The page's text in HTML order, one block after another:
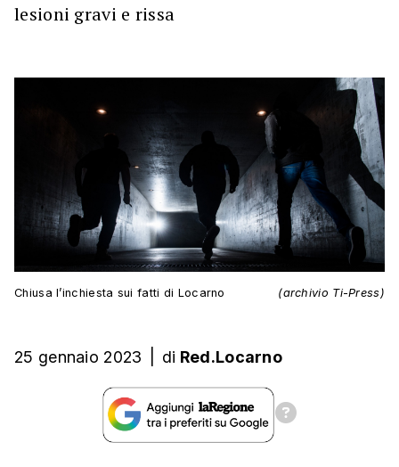
lesioni gravi e rissa
Chiusa l’inchiesta sui fatti di Locarno (archivio Ti-Press)
25 gennaio 2023 di Red.Locarno